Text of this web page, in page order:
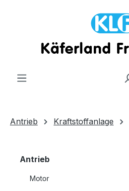
Zum Hauptinhalt springen
Antrieb Kraftstoffanlage
Antrieb
Motor